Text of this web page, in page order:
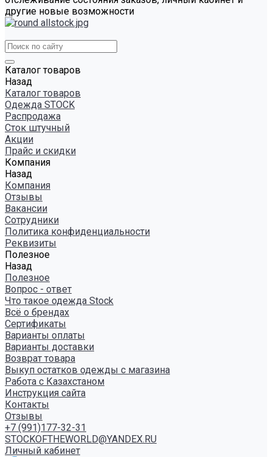
другие новые возможности
Каталог товаров
Назад
Каталог товаров
Одежда STOCK
Распродажа
Сток штучный
Акции
Прайс и скидки
Компания
Назад
Компания
Отзывы
Вакансии
Сотрудники
Политика конфиденциальности
Реквизиты
Полезное
Назад
Полезное
Вопрос - ответ
Что такое одежда Stock
Всё о брендах
Сертификаты
Варианты оплаты
Варианты доставки
Возврат товара
Выкуп остатков одежды с магазина
Работа с Казахстаном
Инструкция сайта
Контакты
Отзывы
+7 (991)177-32-31
STOCKOFTHEWORLD@YANDEX.RU
Личный кабинет